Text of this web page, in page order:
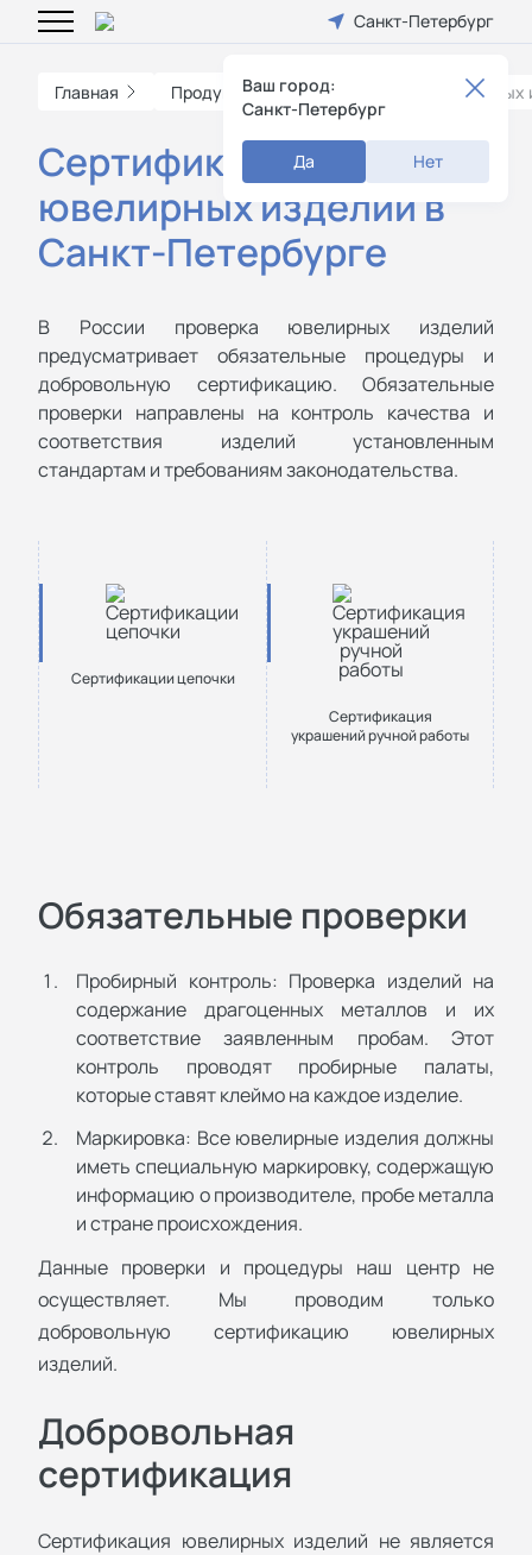
Санкт-Петербург
Ваш город:
Санкт-Петербург
Да Нет
Главная Продукция Сертификация ювелирных
Сертификация
ювелирных изделий в
Санкт-Петербурге
В России проверка ювелирных изделий
предусматривает обязательные процедуры и
добровольную сертификацию. Обязательные
проверки направлены на контроль качества и
соответствия изделий установленным
стандартам и требованиям законодательства.
Сертификации цепочки
Сертификация
украшений ручной работы
Обязательные проверки
Пробирный контроль: Проверка изделий на
содержание драгоценных металлов и их
соответствие заявленным пробам. Этот
контроль проводят пробирные палаты,
которые ставят клеймо на каждое изделие.
Маркировка: Все ювелирные изделия должны
иметь специальную маркировку, содержащую
информацию о производителе, пробе металла
и стране происхождения.
Данные проверки и процедуры наш центр не
осуществляет. Мы проводим только
добровольную сертификацию ювелирных
изделий.
Добровольная
сертификация
Сертификация ювелирных изделий не является